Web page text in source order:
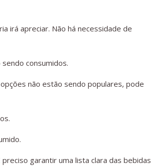
irá apreciar. Não há necessidade de
consumidos.
não estão sendo populares, pode
garantir uma lista clara das bebidas